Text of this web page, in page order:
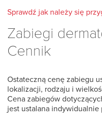
Sprawdź jak należy się
Zabiegi
Cennik
Ostateczną cenę zabiegu
lokalizacji, rodzaju i
Cena zabiegów
jest ustalana indywidualnie